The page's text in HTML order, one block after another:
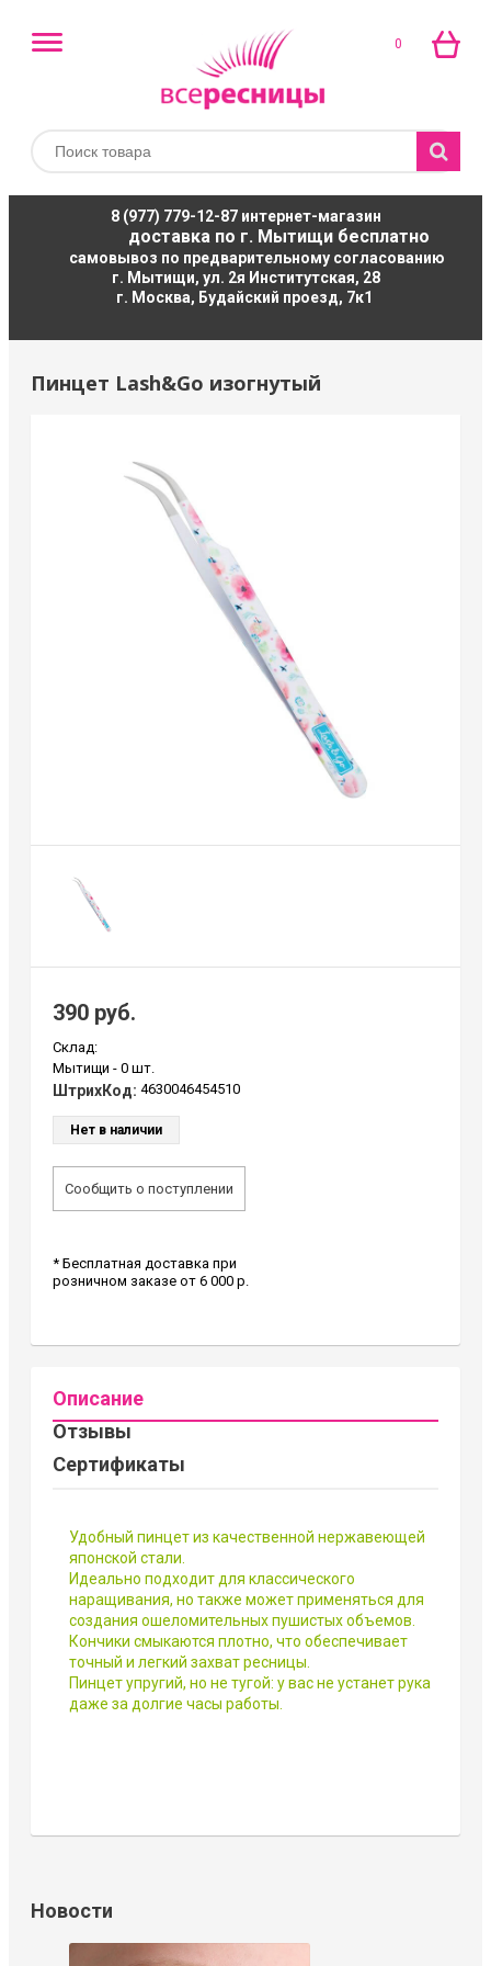
0
8 (977) 779-12-87интернет-магазин
доставка по г. Мытищи бесплатно
самовывоз по предварительному согласованию
г. Мытищи, ул. 2я Институтская, 28
г. Москва, Будайский проезд, 7к1
Пинцет Lash&Go изогнутый
390 руб.
Склад:
Мытищи - 0 шт.
ШтрихКод: 4630046454510
Нет в наличии
Сообщить о поступлении
* Бесплатная доставка при
розничном заказе от 6 000 р.
Описание
Отзывы
Сертификаты
Удобный пинцет из качественной нержавеющей
японской стали.
Идеально подходит для классического
наращивания, но также может применяться для
создания ошеломительных пушистых объемов.
Кончики смыкаются плотно, что обеспечивает
точный и легкий захват ресницы.
Пинцет упругий, но не тугой: у вас не устанет рука
даже за долгие часы работы.
Новости